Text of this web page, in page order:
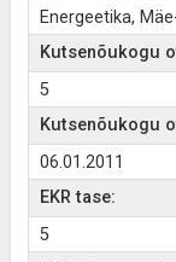
Energeetika,
Kutsenõukogu
5
Kutsenõukogu
06.01.2011
EKR tase:
5